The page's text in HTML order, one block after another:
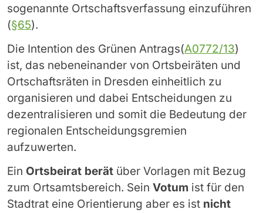
sogenannte Ortschaftsverfassung einzuführen
(§65).
Die Intention des Grünen Antrags(A0772/13)
ist, das nebeneinander von Ortsbeiräten und
Ortschaftsräten in Dresden einheitlich zu
organisieren und dabei Entscheidungen zu
dezentralisieren und somit die Bedeutung der
regionalen Entscheidungsgremien
aufzuwerten.
Ein Ortsbeirat berät über Vorlagen mit Bezug
zum Ortsamtsbereich. Sein Votum ist für den
Stadtrat eine Orientierung aber es ist nicht